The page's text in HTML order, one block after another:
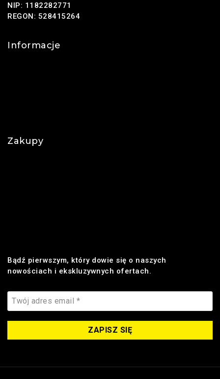
NIP: 1182282771
REGON: 528415264
Informacje
Zakupy
Bądź pierwszym, który dowie się o naszych
nowościach i ekskluzywnych ofertach.